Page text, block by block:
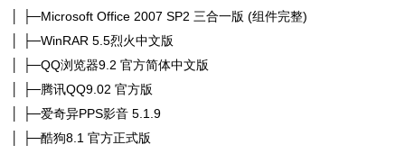
│ ├─Microsoft Office 2007 SP2 三合一版 (组件完整)
│ ├─WinRAR 5.5烈火中文版
│ ├─QQ浏览器9.2 官方简体中文版
│ ├─腾讯QQ9.02 官方版
│ ├─爱奇异PPS影音 5.1.9
│ ├─酷狗8.1 官方正式版